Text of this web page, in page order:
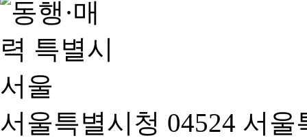
서울특별시청 04524 서